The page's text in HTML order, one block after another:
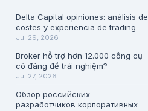
Delta Capital opiniones: análisis de
costes y experiencia de trading
Jul 29, 2026
Broker hỗ trợ hơn 12.000 công cụ
có đáng để trải nghiệm?
Jul 27, 2026
Обзор российских
разработчиков корпоративных